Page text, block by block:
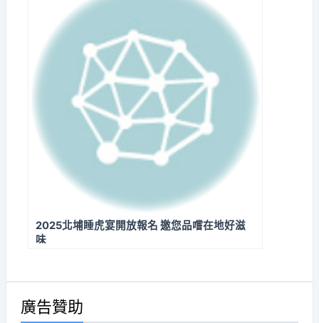
2025北埔睡虎宴開放報名 邀您品嚐在地好滋
味
廣告贊助